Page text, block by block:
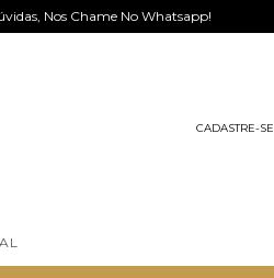
Nos Chame No Whatsapp!
CADASTRE-SE